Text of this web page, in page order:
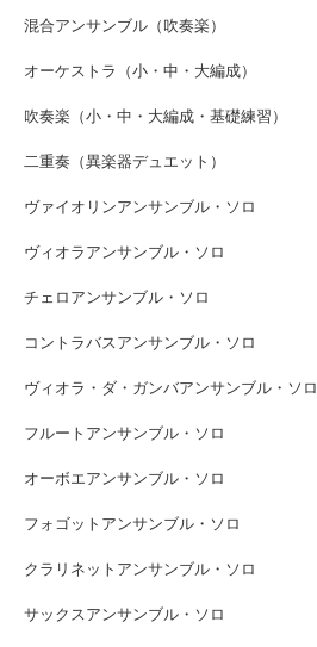
混合アンサンブル（吹奏楽）
オーケストラ（小・中・大編成）
吹奏楽（小・中・大編成・基礎練習）
二重奏（異楽器デュエット）
ヴァイオリンアンサンブル・ソロ
ヴィオラアンサンブル・ソロ
チェロアンサンブル・ソロ
コントラバスアンサンブル・ソロ
ヴィオラ・ダ・ガンバアンサンブル・ソロ
フルートアンサンブル・ソロ
オーボエアンサンブル・ソロ
フォゴットアンサンブル・ソロ
クラリネットアンサンブル・ソロ
サックスアンサンブル・ソロ